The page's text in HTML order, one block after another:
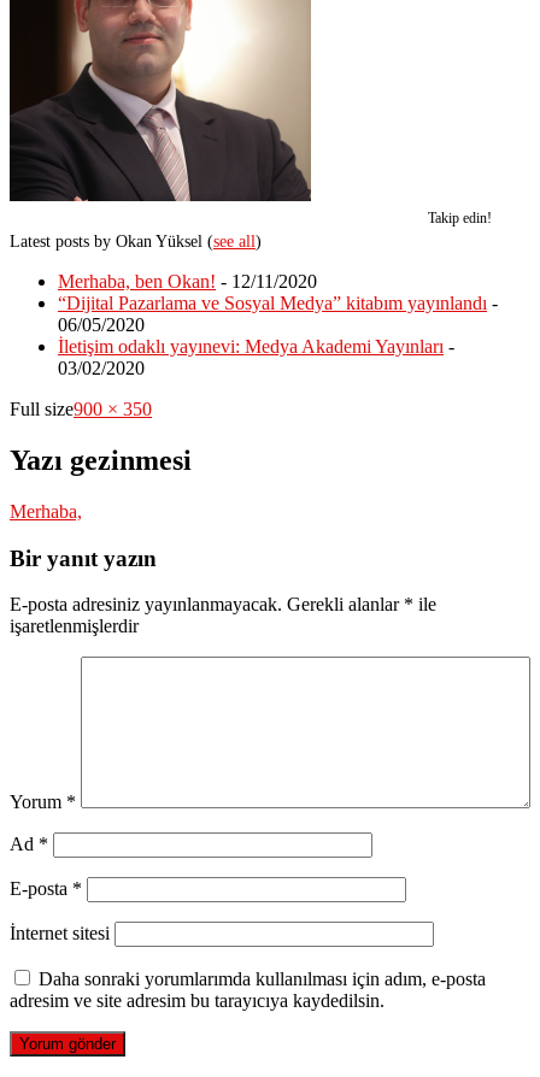
Takip edin!
Latest posts by Okan Yüksel (see all)
Merhaba, ben Okan! - 12/11/2020
“Dijital Pazarlama ve Sosyal Medya” kitabım yayınlandı -
06/05/2020
İletişim odaklı yayınevi: Medya Akademi Yayınları -
03/02/2020
Full size900 × 350
Yazı gezinmesi
Merhaba,
Bir yanıt yazın
E-posta adresiniz yayınlanmayacak. Gerekli alanlar * ile
işaretlenmişlerdir
Yorum *
Ad *
E-posta *
İnternet sitesi
Daha sonraki yorumlarımda kullanılması için adım, e-posta
adresim ve site adresim bu tarayıcıya kaydedilsin.